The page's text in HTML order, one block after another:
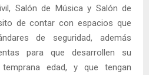
Salón de Música y Salón de
de contar con espacios que
de seguridad, además
para que desarrollen su
edad, y que tengan